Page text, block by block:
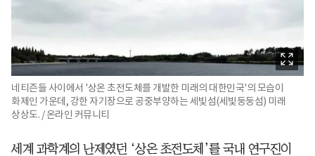
네티즌들 사이에서 '상온 초전도체를 개발한 미래의 대한민국'의 모습이
화제인 가운데, 강한 자기장으로 공중부양하는 세빛섬(세빛둥둥섬) 미래
상상도. / 온라인 커뮤니티
세계 과학계의 난제였던 ‘상온 초전도체’를 국내 연구진이